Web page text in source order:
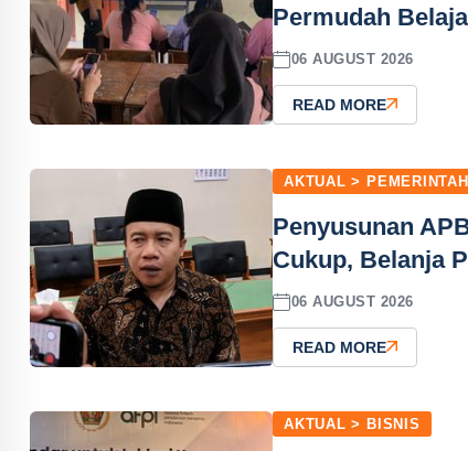
Permudah
06 AUGUST 2026
READ MORE
AKTUAL >
Penyusunan
Cukup, Belanja
06 AUGUST 2026
READ MORE
AKTUAL > BISNIS